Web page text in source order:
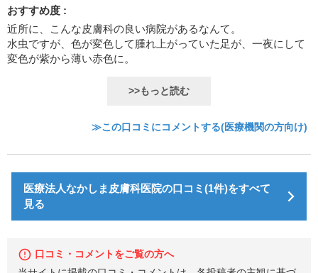
おすすめ度 :
近所に、こんな皮膚科の良い病院があるなんて。
水虫ですが、色が変色して腫れ上がっていた足が、一夜にして
変色が紫から薄い赤色に。
>>もっと読む
≫この口コミにコメントする(医療機関の方向け)
医療法人なかしま皮膚科医院の口コミ(1件)をすべて
見る
口コミ・コメントをご覧の方へ